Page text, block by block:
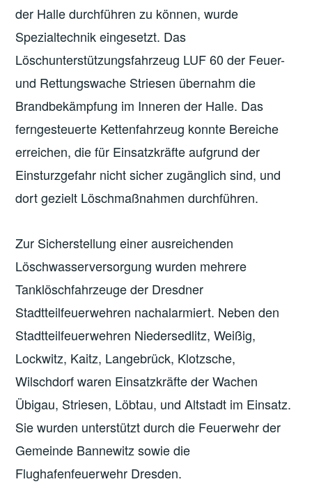
der Halle durchführen zu können, wurde
Spezialtechnik eingesetzt. Das
Löschunterstützungsfahrzeug LUF 60 der Feuer-
und Rettungswache Striesen übernahm die
Brandbekämpfung im Inneren der Halle. Das
ferngesteuerte Kettenfahrzeug konnte Bereiche
erreichen, die für Einsatzkräfte aufgrund der
Einsturzgefahr nicht sicher zugänglich sind, und
dort gezielt Löschmaßnahmen durchführen.
Zur Sicherstellung einer ausreichenden
Löschwasserversorgung wurden mehrere
Tanklöschfahrzeuge der Dresdner
Stadtteilfeuerwehren nachalarmiert. Neben den
Stadtteilfeuerwehren Niedersedlitz, Weißig,
Lockwitz, Kaitz, Langebrück, Klotzsche,
Wilschdorf waren Einsatzkräfte der Wachen
Übigau, Striesen, Löbtau, und Altstadt im Einsatz.
Sie wurden unterstützt durch die Feuerwehr der
Gemeinde Bannewitz sowie die
Flughafenfeuerwehr Dresden.